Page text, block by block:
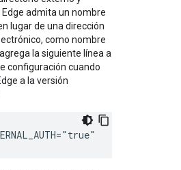
admita un nombre
lugar de una dirección
como nombre
la siguiente línea a
configuración cuando
a la versión